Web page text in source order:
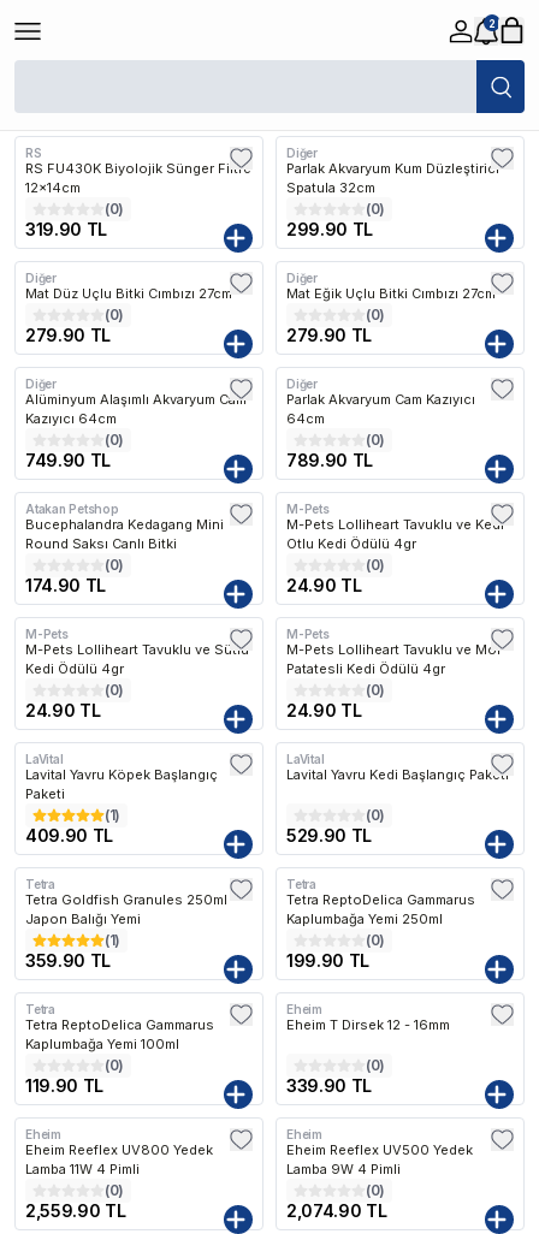
2
/
RS
RS FU430K Biyolojik Sünger Filtre
12x14cm
(0)
319.90 TL
Diğer
Parlak Akvaryum Kum Düzleştirici
Spatula 32cm
(0)
299.90 TL
Diğer
Mat Düz Uçlu Bitki Cımbızı 27cm
(0)
279.90 TL
Diğer
Mat Eğik Uçlu Bitki Cımbızı 27cm
(0)
279.90 TL
Diğer
Alüminyum Alaşımlı Akvaryum Cam
Kazıyıcı 64cm
(0)
749.90 TL
Diğer
Parlak Akvaryum Cam Kazıyıcı
64cm
(0)
789.90 TL
Atakan Petshop
Bucephalandra Kedagang Mini
Round Saksı Canlı Bitki
(0)
174.90 TL
M-Pets
M-Pets Lolliheart Tavuklu ve Kedi
Otlu Kedi Ödülü 4gr
(0)
24.90 TL
M-Pets
M-Pets Lolliheart Tavuklu ve Sütlü
Kedi Ödülü 4gr
(0)
24.90 TL
M-Pets
M-Pets Lolliheart Tavuklu ve Mor
Patatesli Kedi Ödülü 4gr
(0)
24.90 TL
LaVital
Lavital Yavru Köpek Başlangıç
Paketi
(1)
409.90 TL
LaVital
Lavital Yavru Kedi Başlangıç Paketi
(0)
529.90 TL
Tetra
Tetra Goldfish Granules 250ml -
Japon Balığı Yemi
(1)
359.90 TL
Tetra
Tetra ReptoDelica Gammarus
Kaplumbağa Yemi 250ml
(0)
199.90 TL
Tetra
Tetra ReptoDelica Gammarus
Kaplumbağa Yemi 100ml
(0)
119.90 TL
Eheim
Eheim T Dirsek 12 - 16mm
(0)
339.90 TL
Kargo Bedava
Eheim
Eheim Reeflex UV800 Yedek
Lamba 11W 4 Pimli
(0)
2,559.90 TL
Kargo Bedava
Eheim
Eheim Reeflex UV500 Yedek
Lamba 9W 4 Pimli
(0)
2,074.90 TL